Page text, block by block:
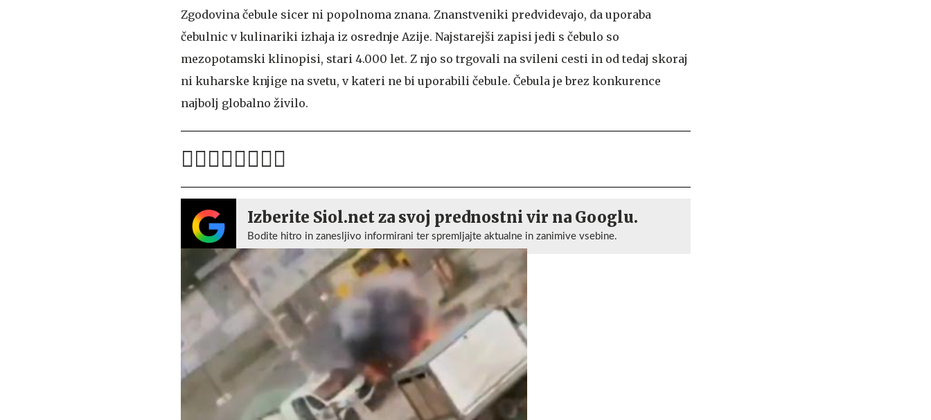
Zgodovina čebule sicer ni popolnoma znana. Znanstveniki predvidevajo, da uporaba
čebulnic v kulinariki izhaja iz osrednje Azije. Najstarejši zapisi jedi s čebulo so
mezopotamski klinopisi, stari 4.000 let. Z njo so trgovali na svileni cesti in od tedaj skoraj
ni kuharske knjige na svetu, v kateri ne bi uporabili čebule. Čebula je brez konkurence
najbolj globalno živilo.
Izberite Siol.net za svoj prednostni vir na Googlu.
Bodite hitro in zanesljivo informirani ter spremljajte aktualne in zanimive vsebine.